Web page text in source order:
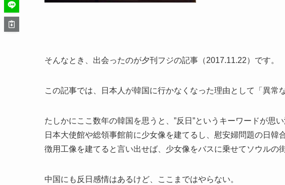
そんなとき、出会ったのが夕刊フジの記事（2017.11.22）です。
この記事では、日本人が韓国に行かなくなった理由として「異常
たしかにここ数年の韓国を思うと、”反日”というキーワードが思い
日本大使館や総領事館前に少女像を建てるし、慰安婦問題の日韓
徴用工像を建てると言い出せば、少女像をバスに乗せてソウルの
中国にも反日感情はあるけど、ここまではやらない。